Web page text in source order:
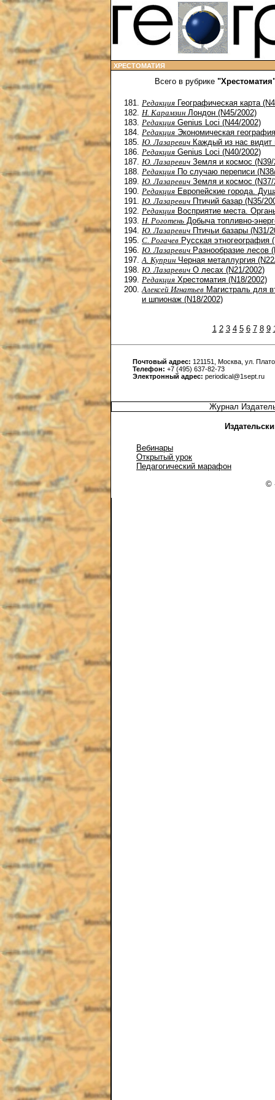
ХРЕСТОМАТИЯ
Всего в рубрике
Редакция Географическая карта
Н. Карамзин Лондон (N45/2002)
Редакция Genius Loci (N44/2002)
Редакция Экономическая
Ю. Лазаревич Каждый из нас
Редакция Genius Loci (N40/2002)
Ю. Лазаревич Земля и космос (N39/
Редакция По случаю переписи
Ю. Лазаревич Земля и космос (N37/
Редакция Европейские города.
Ю. Лазаревич Птичий базар (N35/
Редакция Восприятие места.
Н. Роготень Добыча топливно-
Ю. Лазаревич Птичьи базары (N31/
С. Рогачев Русская этногеография
Ю. Лазаревич Разнообразие лесов
А. Куприн Черная металлургия
Ю. Лазаревич О лесах (N21/2002)
Редакция Хрестоматия (N18/2002)
Алексей Игнатьев Магистраль для
и шпионаж (N18/2002)
1 2 3 4 5 6 7 8 9
Почтовый адрес: 121151, Москва, ул.
Телефон: +7 (495) 637-82-73
Электронный адрес: periodical@1sept.ru
Журнал
Вебинары
Открытый урок
Педагогический марафон
©